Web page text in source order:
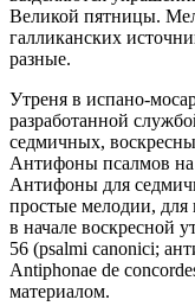
Великой пятницы.
галликанских
разные.
Утреня в испано-
разработанной
седмичных,
Антифоны псалмов на
Антифоны для
простые мелодии,
в начале воскресной
56 (psalmi canonici;
Antiphonae de
материалом.